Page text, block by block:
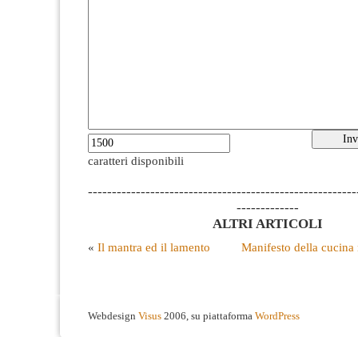
caratteri disponibili
-------------
ALTRI ARTICOLI
« Il mantra ed il lamento Manifesto della cucina
Webdesign Visus 2006, su piattaforma WordPress